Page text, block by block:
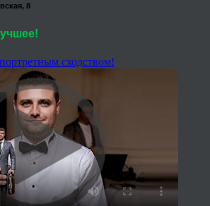
8
сходством!